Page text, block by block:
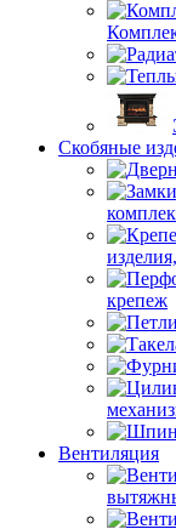
Скобяные
крепеж
Вентиляция